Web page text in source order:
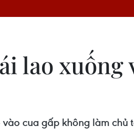
lao xuống
cua gấp không làm